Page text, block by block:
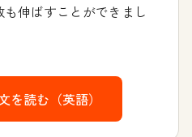
伸ばすことができまし
を読む（英語）